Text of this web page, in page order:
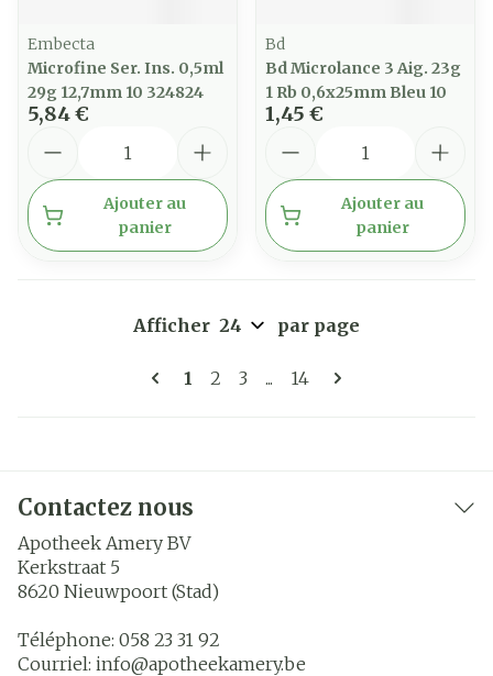
Embecta
Microfine Ser. Ins. 0,5ml
29g 12,7mm 10 324824
5,84 €
Ajouter au
panier
Bd
Bd Microlance 3 Aig. 23g
1 Rb 0,6x25mm Bleu 10
1,45 €
Ajouter au
panier
Pages
Vous lisez actuellement la page
1 Page
2 Page
3 ... Page
14
Afficher par page
Contactez nous
Apotheek Amery BV
Kerkstraat 5
8620 Nieuwpoort (Stad)
Téléphone: 058 23 31 92
Courriel: info@apotheekamery.be